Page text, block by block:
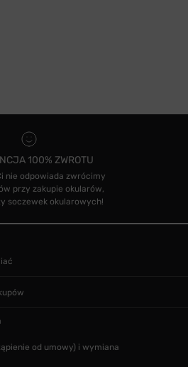
100% ZWROTU
nie odpowiada zwrócimy
przy zakupie okularów,
soczewek okularowych!
od umowy) i wymiana